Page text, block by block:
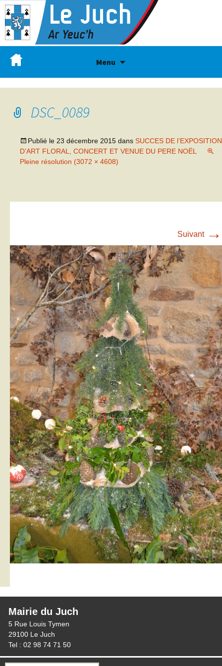
Menu
DSC_0089
Publié le 23 décembre 2015 dans SUCCES DE l’EXPOSITION
D’ART FLORAL, CONCERT ET VENUE DU PERE NOËL
Pleine résolution (3072 × 4608)
Suivant →
Mairie du Juch
5 Rue Louis Tymen
29100 Le Juch
Tel : 02 98 74 71 50